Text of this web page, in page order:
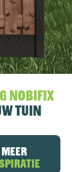
Nobifix
tuin
Meer